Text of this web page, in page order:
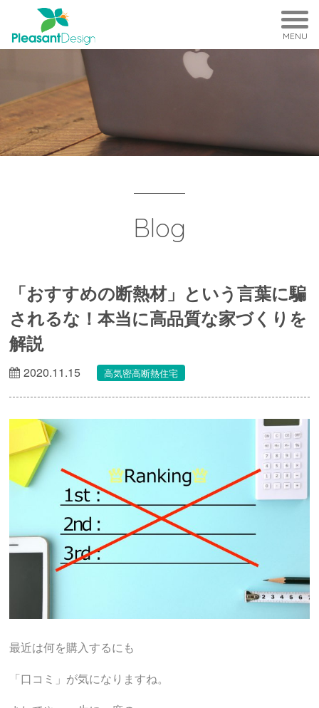
MENU
Blog
「おすすめの断熱材」という言葉に騙
されるな！本当に高品質な家づくりを
解説
2020.11.15 高気密高断熱住宅
最近は何を購入するにも
「口コミ」が気になりますね。